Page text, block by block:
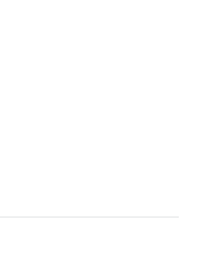
konnte.
unter:
konnte.
unter: